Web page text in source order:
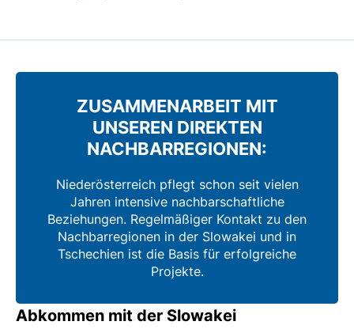
ZUSAMMENARBEIT MIT
UNSEREN DIREKTEN
NACHBARREGIONEN:
Niederösterreich pflegt schon seit vielen
Jahren intensive nachbarschaftliche
Beziehungen. Regelmäßiger Kontakt zu den
Nachbarregionen in der Slowakei und in
Tschechien ist die Basis für erfolgreiche
Projekte.
Abkommen mit der Slowakei